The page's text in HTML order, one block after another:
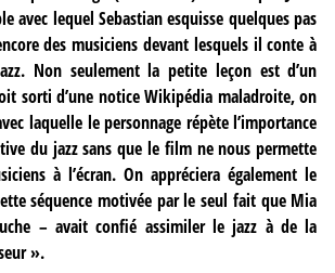
avec lequel Sebastian esquisse quelques pas
des musiciens devant lesquels il conte à
Non seulement la petite leçon est d’un
sorti d’une notice Wikipédia maladroite, on
laquelle le personnage répète l’importance
du jazz sans que le film ne nous permette
à l’écran. On appréciera également le
séquence motivée par le seul fait que Mia
– avait confié assimiler le jazz à de la
».